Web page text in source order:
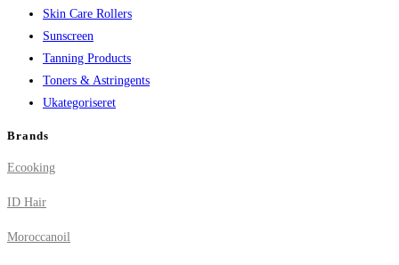
Skin Care Rollers
Sunscreen
Tanning Products
Toners & Astringents
Ukategoriseret
Brands
Ecooking
ID Hair
Moroccanoil